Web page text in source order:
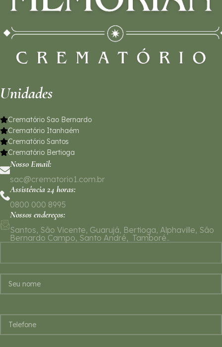
Unidades
Crematório Sao Bernardo
Crematório Itanhaém
Crematório Santos
Crematório Bertioga
Nosso Email:
sac@crematorio1.com.br
Assistência 24 horas:
0800 000 8995
Nossos endereços:
Santos, São Vicente, Guarujá, Bertioga, Alphaville, São
Bernardo Campo, Santo André, Tamboré..